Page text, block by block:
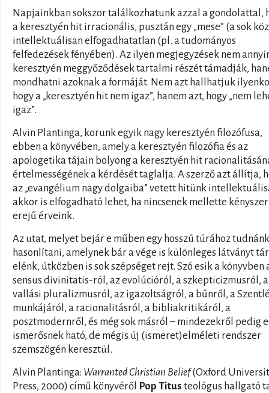
Napjainkban sokszor találkozhatunk azzal a gondolattal,
a keresztyén hit irracionális, pusztán egy „mese” (a sok
intellektuálisan elfogadhatatlan (pl. a tudományos
felfedezések fényében). Az ilyen megjegyzések nem
keresztyén meggyőződések tartalmi részét támadják,
mondhatni azoknak a formáját. Nem azt hallhatjuk
hogy a „keresztyén hit nem igaz”, hanem azt, hogy „nem
igaz”.
Alvin Plantinga, korunk egyik nagy keresztyén filozófusa,
ebben a könyvében, amely a keresztyén filozófia és az
apologetika tájain bolyong a keresztyén hit
értelmességének a kérdését taglalja. A szerző azt állítja,
az „evangélium nagy dolgaiba” vetett hitünk
akkor is elfogadható lehet, ha nincsenek mellette
erejű érveink.
Az utat, melyet bejár e műben egy hosszú túrához tudnánk
hasonlítani, amelynek bár a vége is különleges látványt tár
elénk, útközben is sok szépséget rejt. Szó esik a könyvben
sensus divinitatis-ról, az evolúcióról, a szkepticizmusról, a
vallási pluralizmusról, az igazoltságról, a bűnről, a
munkájáról, a racionalitásról, a bibliakritikáról, a
posztmodernről, és még sok másról – mindezekről pedig
ismerősnek ható, de mégis új (ismeret)elméleti rendszer
szemszögén keresztül.
Alvin Plantinga: Warranted Christian Belief(Oxford
Press, 2000) című könyvéről Pop Titus teológus hallgató